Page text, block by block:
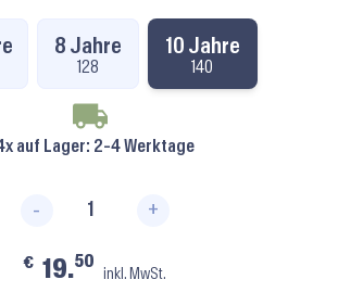
8 Jahre
128
10 Jahre
140
auf Lager: 2-4 Werktage
- +
€ 19.50
inkl. MwSt.